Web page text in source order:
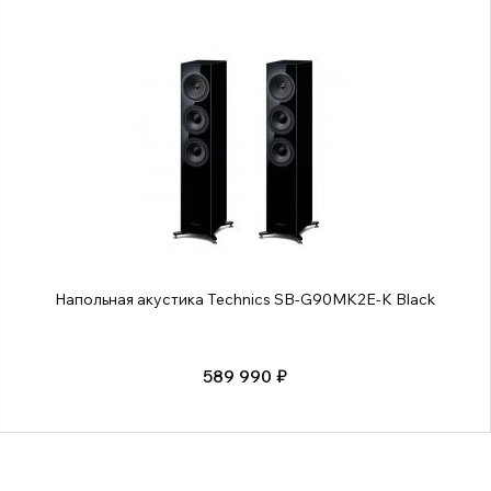
Напольная акустика Technics SB-G90MK2E-K Black
589 990 ₽